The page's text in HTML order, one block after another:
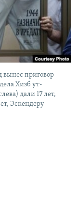
вынес приговор
Хизб ут-
дали 17 лет,
Эскендеру